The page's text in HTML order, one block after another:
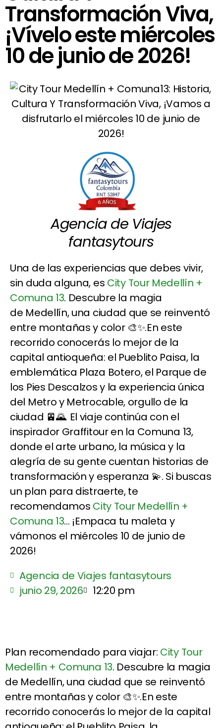
Transformación Viva,
¡Vívelo este miércoles
10 de junio de 2026!
Agencia de Viajes
fantasytours
Una de las experiencias que debes vivir,
sin duda alguna, es City Tour Medellín +
Comuna 13. Descubre la magia
de Medellín, una ciudad que se reinventó
entre montañas y color 🎨✨.En este
recorrido conocerás lo mejor de la
capital antioqueña: el Pueblito Paisa, la
emblemática Plaza Botero, el Parque de
los Pies Descalzos y la experiencia única
del Metro y Metrocable, orgullo de la
ciudad 🚈🌄. El viaje continúa con el
inspirador Graffitour en la Comuna 13,
donde el arte urbano, la música y la
alegría de su gente cuentan historias de
transformación y esperanza 💫. Si buscas
un plan para distraerte, te
recomendamos City Tour Medellín +
Comuna 13... ¡Empaca tu maleta y
vámonos el miércoles 10 de junio de
2026!
Agencia de Viajes fantasytours
junio 29, 2026
12:20 pm
Plan recomendado para viajar: City Tour
Medellín + Comuna 13. Descubre la magia
de Medellín, una ciudad que se reinventó
entre montañas y color 🎨✨.En este
recorrido conocerás lo mejor de la capital